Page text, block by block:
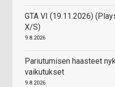
GTA VI (19.11.2026)
X/S)
9.8.2026
Pariutumisen haasteet
vaikutukset
9.8.2026